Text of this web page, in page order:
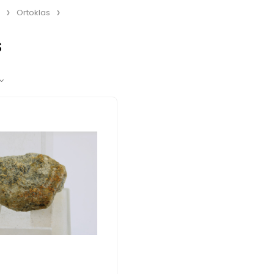
Ortoklas